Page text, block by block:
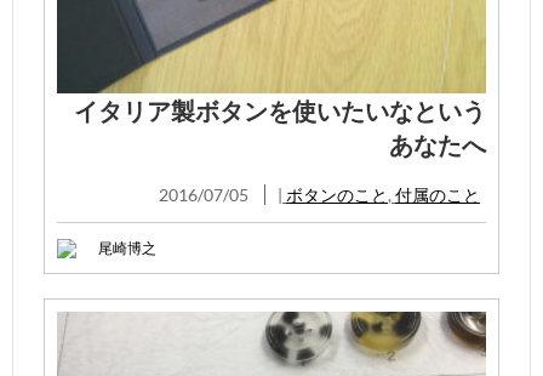
イタリア製ボタンを使いたいなという
あなたへ
2016/07/05 | ボタンのこと , 付属のこと
尾崎博之